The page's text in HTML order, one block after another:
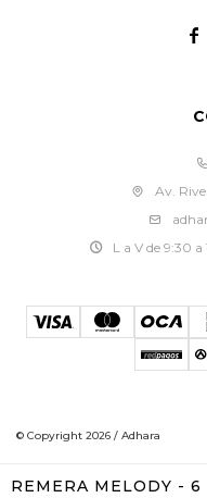
REMERA MELODY - 6
Av.
L a V de 9:30 a

© Copyright 2026 / Adhara